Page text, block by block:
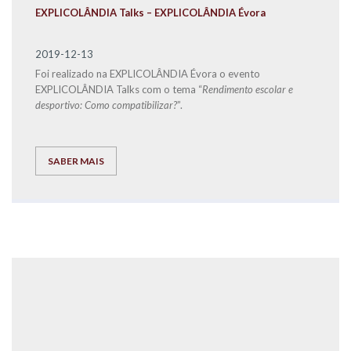
EXPLICOLÂNDIA Talks – EXPLICOLÂNDIA Évora
2019-12-13
Foi realizado na EXPLICOLÂNDIA Évora o evento
EXPLICOLÂNDIA Talks com o tema “Rendimento escolar e
desportivo: Como compatibilizar?”.
SABER MAIS